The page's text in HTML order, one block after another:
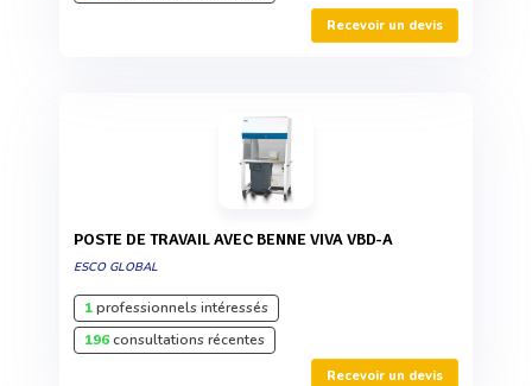
Recevoir un devis
POSTE DE TRAVAIL AVEC BENNE VIVA VBD-A
ESCO GLOBAL
1professionnels intéressés
196consultations récentes
Recevoir un devis